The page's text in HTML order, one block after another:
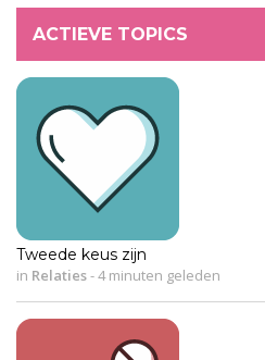
ACTIEVE TOPICS
Tweede keus zijn
in Relaties-4 minuten geleden